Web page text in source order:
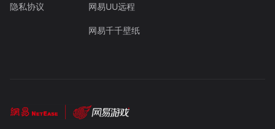
隐私协议 网易UU远程
网易千千壁纸